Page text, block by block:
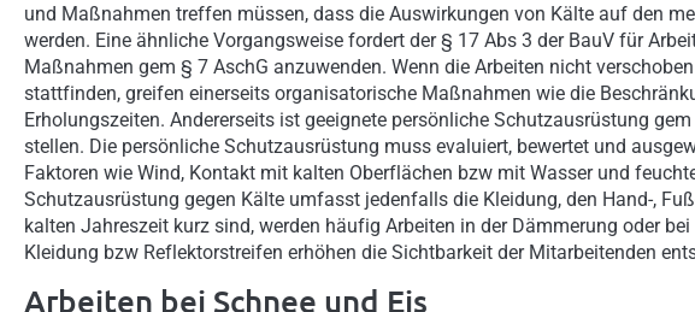
und Maßnahmen treffen müssen, dass die Auswirkungen von Kälte auf den
werden. Eine ähnliche Vorgangsweise fordert der § 17 Abs 3 der BauV für
Maßnahmen gem § 7 AschG anzuwenden. Wenn die Arbeiten nicht
stattfinden, greifen einerseits organisatorische Maßnahmen wie die
Erholungszeiten. Andererseits ist geeignete persönliche Schutzausrüstung
stellen. Die persönliche Schutzausrüstung muss evaluiert, bewertet und
Faktoren wie Wind, Kontakt mit kalten Oberflächen bzw mit Wasser und
Schutzausrüstung gegen Kälte umfasst jedenfalls die Kleidung, den Hand-,
kalten Jahreszeit kurz sind, werden häufig Arbeiten in der Dämmerung oder
Kleidung bzw Reflektorstreifen erhöhen die Sichtbarkeit der Mitarbeitenden
Arbeiten bei Schnee und Eis